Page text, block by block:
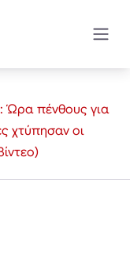
Ώρα πένθους για
χτύπησαν οι